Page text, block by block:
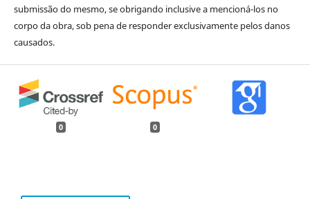
submissão do mesmo, se obrigando inclusive a mencioná-los no
corpo da obra, sob pena de responder exclusivamente pelos danos
causados.
0 0